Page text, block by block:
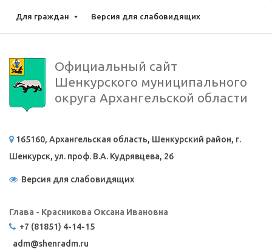
Для граждан Версия для слабовидящих
Официальный сайт
Шенкурского муниципального
округа Архангельской области
165160, Архангельская область, Шенкурский район, г.
Шенкурск, ул. проф. В.А. Кудрявцева, 26
Версия для слабовидящих
Глава - Красникова Оксана Ивановна
+7 (81851) 4-14-15
adm@shenradm.ru